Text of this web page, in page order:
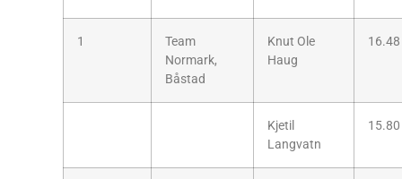
1
Team
Normark,
Båstad
Knut Ole
Haug
16.48
Kjetil
Langvatn
15.80